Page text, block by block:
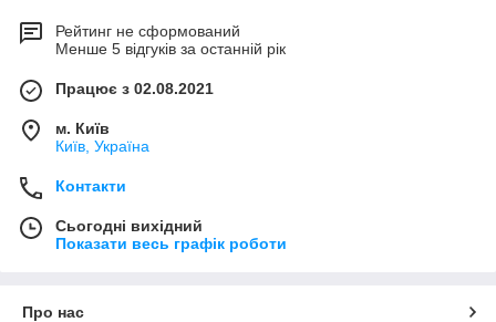
Рейтинг не сформований
Менше 5 відгуків за останній рік
Працює з 02.08.2021
м. Київ
Київ, Україна
Контакти
Сьогодні вихідний
Показати весь графік роботи
Про нас